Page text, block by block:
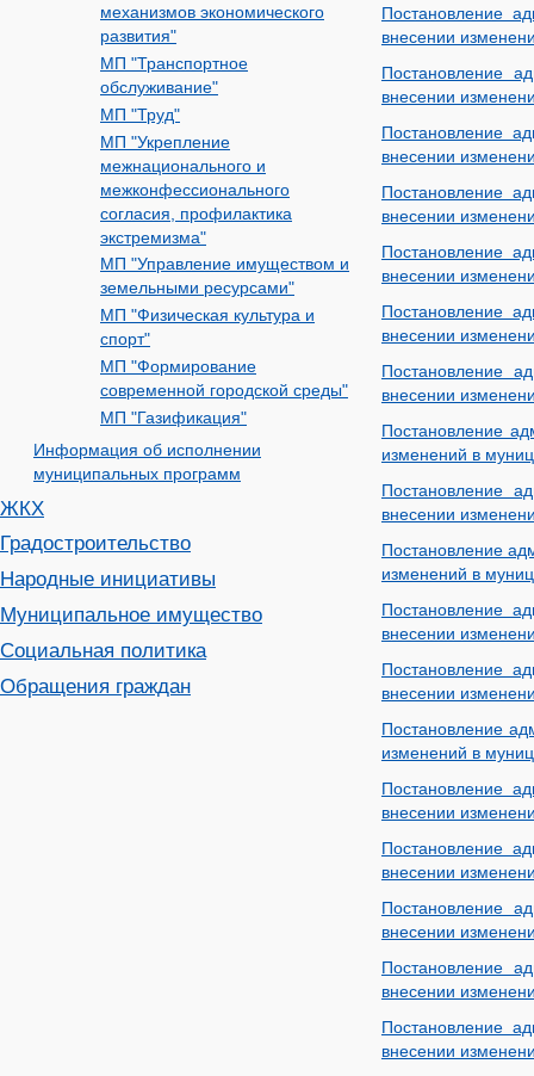
механизмов экономического
развития"
МП "Транспортное
обслуживание"
МП "Труд"
МП "Укрепление
межнационального и
межконфессионального
согласия, профилактика
экстремизма"
МП "Управление имуществом и
земельными ресурсами"
МП "Физическая культура и
спорт"
МП "Формирование
современной городской среды"
МП "Газификация"
Информация об исполнении
муниципальных программ
ЖКХ
Градостроительство
Народные инициативы
Муниципальное имущество
Социальная политика
Обращения граждан
Постановление
внесении
Постановление
внесении
Постановление
внесении
Постановление
внесении
Постановление
внесении
Постановление
внесении
Постановление
внесении
Постановление
изменений в
Постановление
внесении
Постановление
изменений в
Постановление
внесении
Постановление
внесении
Постановление
изменений в
Постановление
внесении
Постановление
внесении
Постановление
внесении
Постановление
внесении
Постановление
внесении